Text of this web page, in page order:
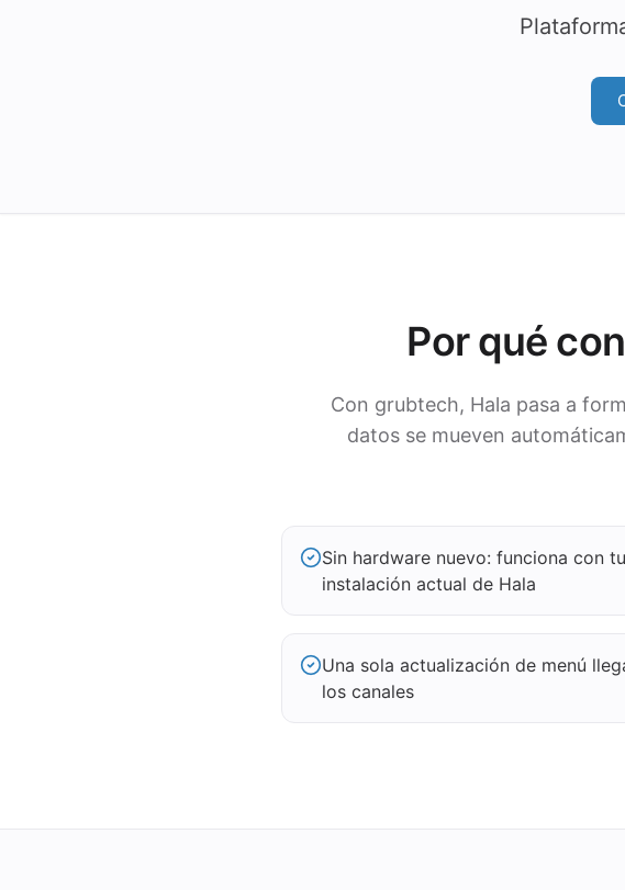
Por qué
Con grubtech, Hala pasa a
datos se mueven
Sin hardware nuevo: funciona con tu
instalación actual de Hala
Una sola actualización de menú
los canales